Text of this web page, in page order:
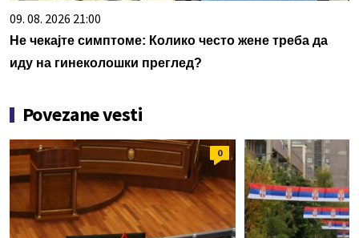
09. 08. 2026 21:00
Не чекајте симптоме: Колико често жене треба да
иду на гинеколошки преглед?
Povezane vesti
0